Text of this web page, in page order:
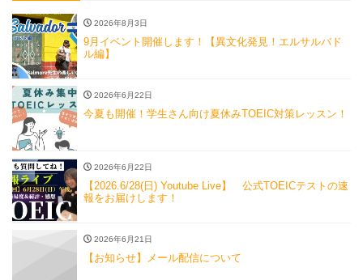
2026年8月3日
9月イベント開催します！【異文化発見！エルサルバド
ル編】
2026年6月22日
今夏も開催！学生さん向け夏休みTOEIC対策レッスン！
2026年6月22日
【2026.6/28(日) Youtube Live】 公式TOEICテストの速
報をお届けします！
2026年6月21日
【お知らせ】メール配信について